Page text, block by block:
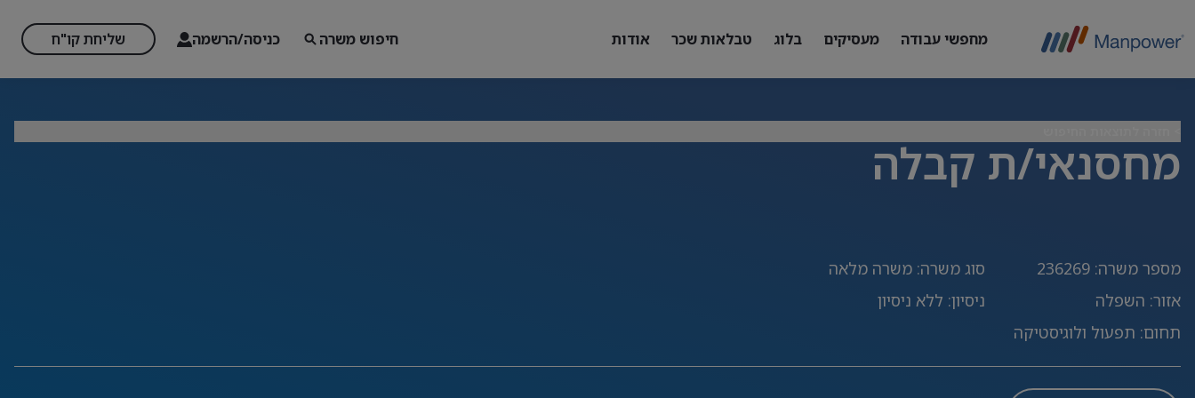
מחפשי עבודה מעסיקים בלוג טבלאות שכר אודות חיפוש משרה כניסה/הרשמה שליחת קו"ח
מחסנאי/ת קבלה
מספר משרה:
236269 סוג משרה: משרה מלאה
אזור: השפלה ניסיון: ללא ניסיון
תחום: תפעול ולוגיסטיקה